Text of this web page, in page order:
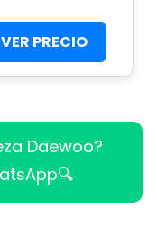
VER PRECIO
Daewoo?